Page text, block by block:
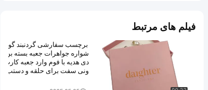
فیلم های مرتبط
برچسب سفارشی گردنبند گو
شواره جواهرات جعبه بسته بن
دی هدیه با فوم وارد جعبه کارت
ونی سفت برای حلقه و دستب